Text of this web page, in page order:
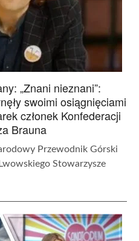
„Znani nieznani”:
swoimi osiągnięciami
członek Konfederacji
Brauna
Przewodnik Górski
Stowarzysze